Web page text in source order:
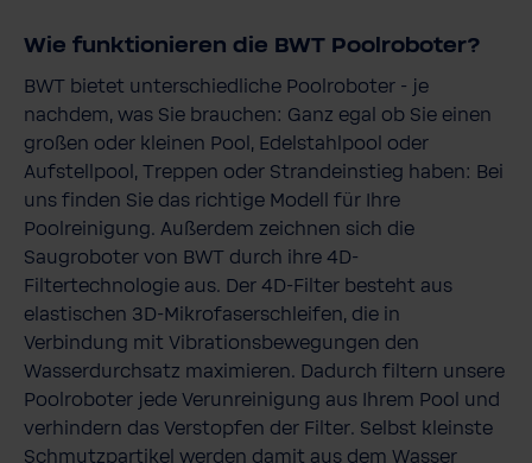
Wie funktionieren die BWT Poolroboter?
BWT bietet unterschiedliche Poolroboter - je
nachdem, was Sie brauchen: Ganz egal ob Sie einen
großen oder kleinen Pool, Edelstahlpool oder
Aufstellpool, Treppen oder Strandeinstieg haben: Bei
uns finden Sie das richtige Modell für Ihre
Poolreinigung. Außerdem zeichnen sich die
Saugroboter von BWT durch ihre 4D-
Filtertechnologie aus. Der 4D-Filter besteht aus
elastischen 3D-Mikrofaserschleifen, die in
Verbindung mit Vibrationsbewegungen den
Wasserdurchsatz maximieren. Dadurch filtern unsere
Poolroboter jede Verunreinigung aus Ihrem Pool und
verhindern das Verstopfen der Filter. Selbst kleinste
Schmutzpartikel werden damit aus dem Wasser